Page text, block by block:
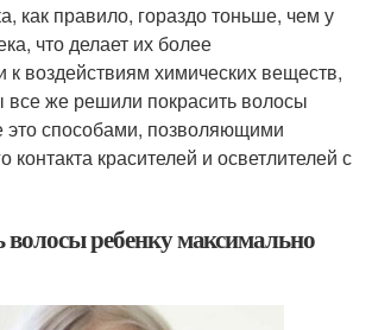
как правило, гораздо тоньше, чем у
что делает их более
воздействиям химических веществ,
все же решили покрасить волосы
это способами, позволяющими
контакта красителей и осветлителей с
волосы ребенку максимально